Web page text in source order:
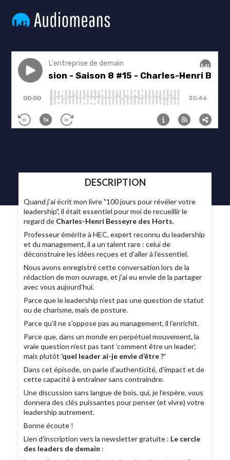
DESCRIPTION
Quand j’ai écrit mon livre "100 jours pour révéler votre
leadership", il était essentiel pour moi de recueillir le
regard de Charles-Henri Besseyre des Horts.
Professeur émérite à HEC, expert reconnu du leadership
et du management, il a un talent rare : celui de
déconstruire les idées reçues et d’aller à l’essentiel.
Nous avons enregistré cette conversation lors de la
rédaction de mon ouvrage, et j’ai eu envie de la partager
avec vous aujourd’hui.
Parce que le leadership n’est pas une question de statut
ou de charisme, mais de posture.
Parce qu’il ne s’oppose pas au management, il l’enrichit.
Parce que, dans un monde en perpétuel mouvement, la
vraie question n’est pas tant ‘comment être un leader’,
mais plutôt ‘quel leader ai-je envie d’être ?’
Dans cet épisode, on parle d’authenticité, d’impact et de
cette capacité à entraîner sans contraindre.
Une discussion sans langue de bois, qui, je l’espère, vous
donnera des clés puissantes pour penser (et vivre) votre
leadership autrement.
Bonne écoute !
Lien d'inscription vers la newsletter gratuite : Le cercle
des leaders de demain :